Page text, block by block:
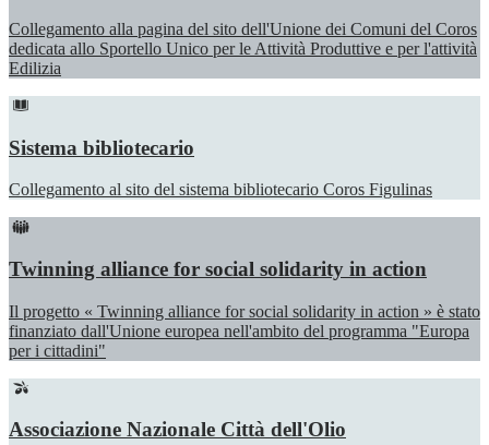
Collegamento alla pagina del sito dell'Unione dei Comuni del Coros
dedicata allo Sportello Unico per le Attività Produttive e per l'attività
Edilizia
Sistema bibliotecario
Collegamento al sito del sistema bibliotecario Coros Figulinas
Twinning alliance for social solidarity in action
Il progetto « Twinning alliance for social solidarity in action » è stato
finanziato dall'Unione europea nell'ambito del programma "Europa
per i cittadini"
Associazione Nazionale Città dell'Olio